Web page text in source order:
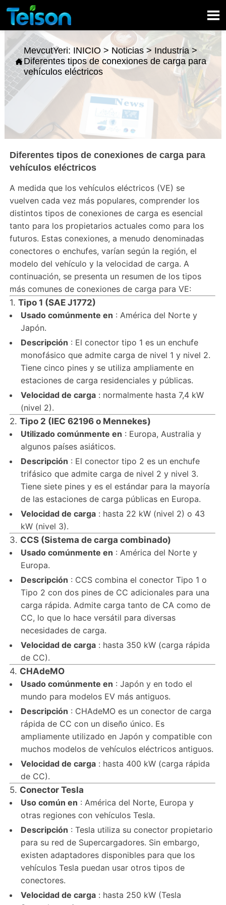


MevcutYeri: INICIO> Noticias> Industria>
Diferentes tipos de conexiones de carga para
vehículos eléctricos
Diferentes tipos de conexiones de carga para
vehículos eléctricos
A medida que los vehículos eléctricos (VE) se
vuelven cada vez más populares, comprender los
distintos tipos de conexiones de carga es esencial
tanto para los propietarios actuales como para los
futuros. Estas conexiones, a menudo denominadas
conectores o enchufes, varían según la región, el
modelo del vehículo y la velocidad de carga. A
continuación, se presenta un resumen de los tipos
más comunes de conexiones de carga para VE:
1. Tipo 1 (SAE J1772)
Usado comúnmente en : América del Norte y
Japón.
Descripción : El conector tipo 1 es un enchufe
monofásico que admite carga de nivel 1 y nivel 2.
Tiene cinco pines y se utiliza ampliamente en
estaciones de carga residenciales y públicas.
Velocidad de carga: normalmente hasta 7,4 kW
(nivel 2).
2. Tipo 2 (IEC 62196 o Mennekes)
Utilizado comúnmente en : Europa, Australia y
algunos países asiáticos.
Descripción : El conector tipo 2 es un enchufe
trifásico que admite carga de nivel 2 y nivel 3.
Tiene siete pines y es el estándar para la mayoría
de las estaciones de carga públicas en Europa.
Velocidad de carga: hasta 22 kW (nivel 2) o 43
kW (nivel 3).
3. CCS (Sistema de carga combinado)
Usado comúnmente en : América del Norte y
Europa.
Descripción : CCS combina el conector Tipo 1 o
Tipo 2 con dos pines de CC adicionales para una
carga rápida. Admite carga tanto de CA como de
CC, lo que lo hace versátil para diversas
necesidades de carga.
Velocidad de carga: hasta 350 kW (carga rápida
de CC).
4. CHAdeMO
Usado comúnmente en : Japón y en todo el
mundo para modelos EV más antiguos.
Descripción : CHAdeMO es un conector de carga
rápida de CC con un diseño único. Es
ampliamente utilizado en Japón y compatible con
muchos modelos de vehículos eléctricos antiguos.
Velocidad de carga: hasta 400 kW (carga rápida
de CC).
5. Conector Tesla
Uso común en : América del Norte, Europa y
otras regiones con vehículos Tesla.
Descripción : Tesla utiliza su conector propietario
para su red de Supercargadores. Sin embargo,
existen adaptadores disponibles para que los
vehículos Tesla puedan usar otros tipos de
conectores.
Velocidad de carga: hasta 250 kW (Tesla